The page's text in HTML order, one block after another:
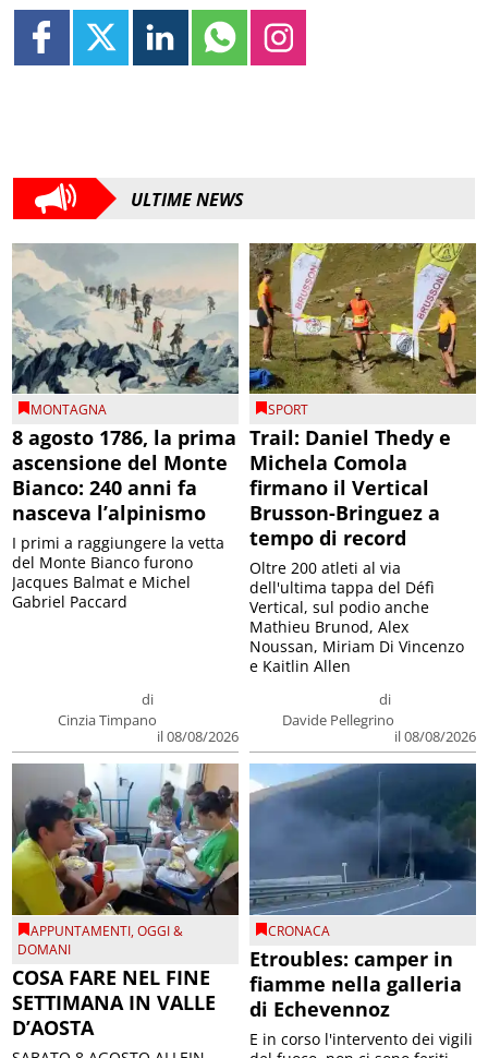
ULTIME NEWS
MONTAGNA
8 agosto 1786, la prima
ascensione del Monte
Bianco: 240 anni fa
nasceva l’alpinismo
di
Cinzia Timpano
il 08/08/2026
I primi a raggiungere la vetta
del Monte Bianco furono
Jacques Balmat e Michel
Gabriel Paccard
SPORT
Trail: Daniel Thedy e
Michela Comola
firmano il Vertical
Brusson-Bringuez a
tempo di record
di
Davide Pellegrino
il 08/08/2026
Oltre 200 atleti al via
dell'ultima tappa del Défì
Vertical, sul podio anche
Mathieu Brunod, Alex
Noussan, Miriam Di Vincenzo
e Kaitlin Allen
APPUNTAMENTI,OGGI &
DOMANI
COSA FARE NEL FINE
SETTIMANA IN VALLE
D’AOSTA
CRONACA
Etroubles: camper in
fiamme nella galleria
di Echevennoz
E in corso l'intervento dei vigili